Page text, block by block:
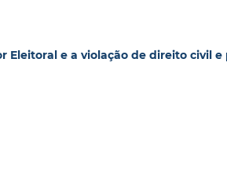
Eleitoral e a violação de direito civil